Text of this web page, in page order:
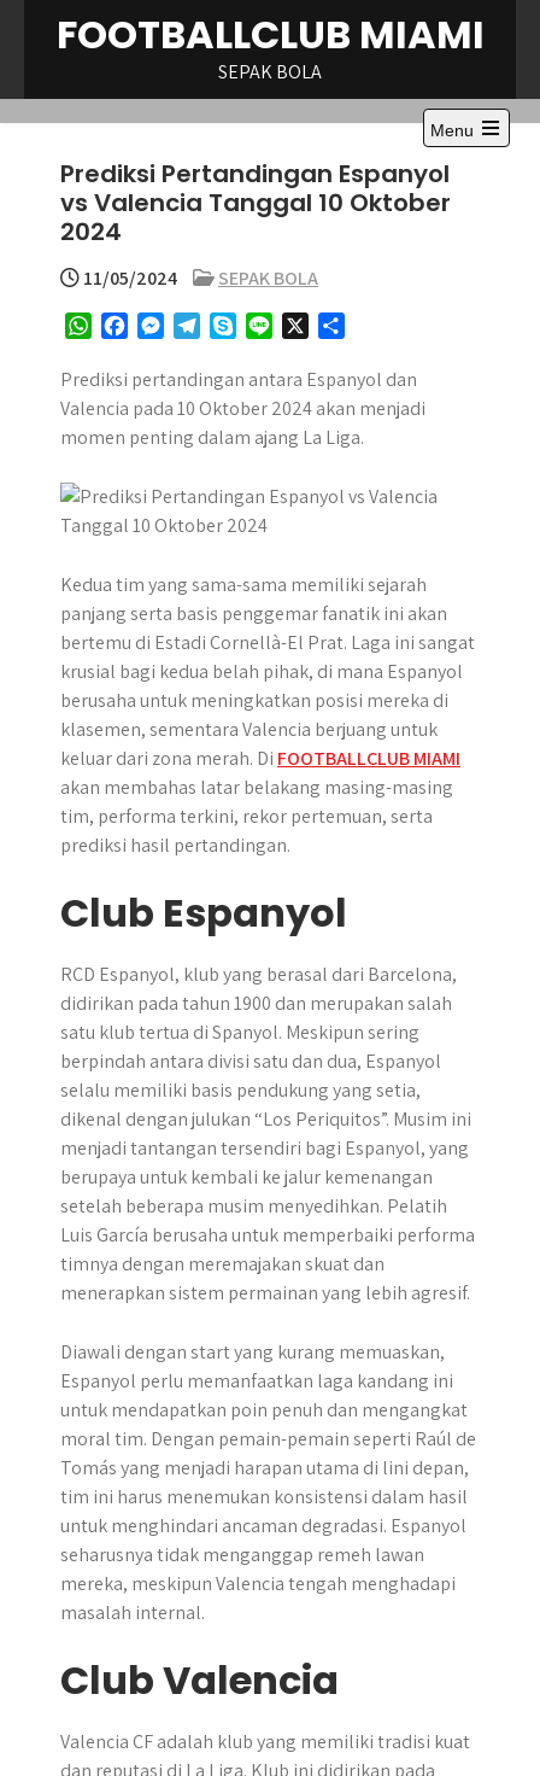
FOOTBALLCLUB MIAMI
SEPAK BOLA
Menu
Open
Prediksi Pertandingan Espanyol
vs Valencia Tanggal 10 Oktober
2024
11/05/2024
SEPAK BOLA
W
a
t
s
p
c
e
b
k
s
s
e
e
r
l
e
g
m
y
p
e
n
e
a
r
e
Prediksi pertandingan antara Espanyol dan
Valencia pada 10 Oktober 2024 akan menjadi
momen penting dalam ajang La Liga.
Kedua tim yang sama-sama memiliki sejarah
panjang serta basis penggemar fanatik ini akan
bertemu di Estadi Cornellà-El Prat. Laga ini sangat
krusial bagi kedua belah pihak, di mana Espanyol
berusaha untuk meningkatkan posisi mereka di
klasemen, sementara Valencia berjuang untuk
keluar dari zona merah. Di FOOTBALLCLUB MIAMI
akan membahas latar belakang masing-masing
tim, performa terkini, rekor pertemuan, serta
prediksi hasil pertandingan.
Club Espanyol
RCD Espanyol, klub yang berasal dari Barcelona,
didirikan pada tahun 1900 dan merupakan salah
satu klub tertua di Spanyol. Meskipun sering
berpindah antara divisi satu dan dua, Espanyol
selalu memiliki basis pendukung yang setia,
dikenal dengan julukan “Los Periquitos”. Musim ini
menjadi tantangan tersendiri bagi Espanyol, yang
berupaya untuk kembali ke jalur kemenangan
setelah beberapa musim menyedihkan. Pelatih
Luis García berusaha untuk memperbaiki performa
timnya dengan meremajakan skuat dan
menerapkan sistem permainan yang lebih agresif.
Diawali dengan start yang kurang memuaskan,
Espanyol perlu memanfaatkan laga kandang ini
untuk mendapatkan poin penuh dan mengangkat
moral tim. Dengan pemain-pemain seperti Raúl de
Tomás yang menjadi harapan utama di lini depan,
tim ini harus menemukan konsistensi dalam hasil
untuk menghindari ancaman degradasi. Espanyol
seharusnya tidak menganggap remeh lawan
mereka, meskipun Valencia tengah menghadapi
masalah internal.
Club Valencia
Valencia CF adalah klub yang memiliki tradisi kuat
dan reputasi di La Liga. Klub ini didirikan pada